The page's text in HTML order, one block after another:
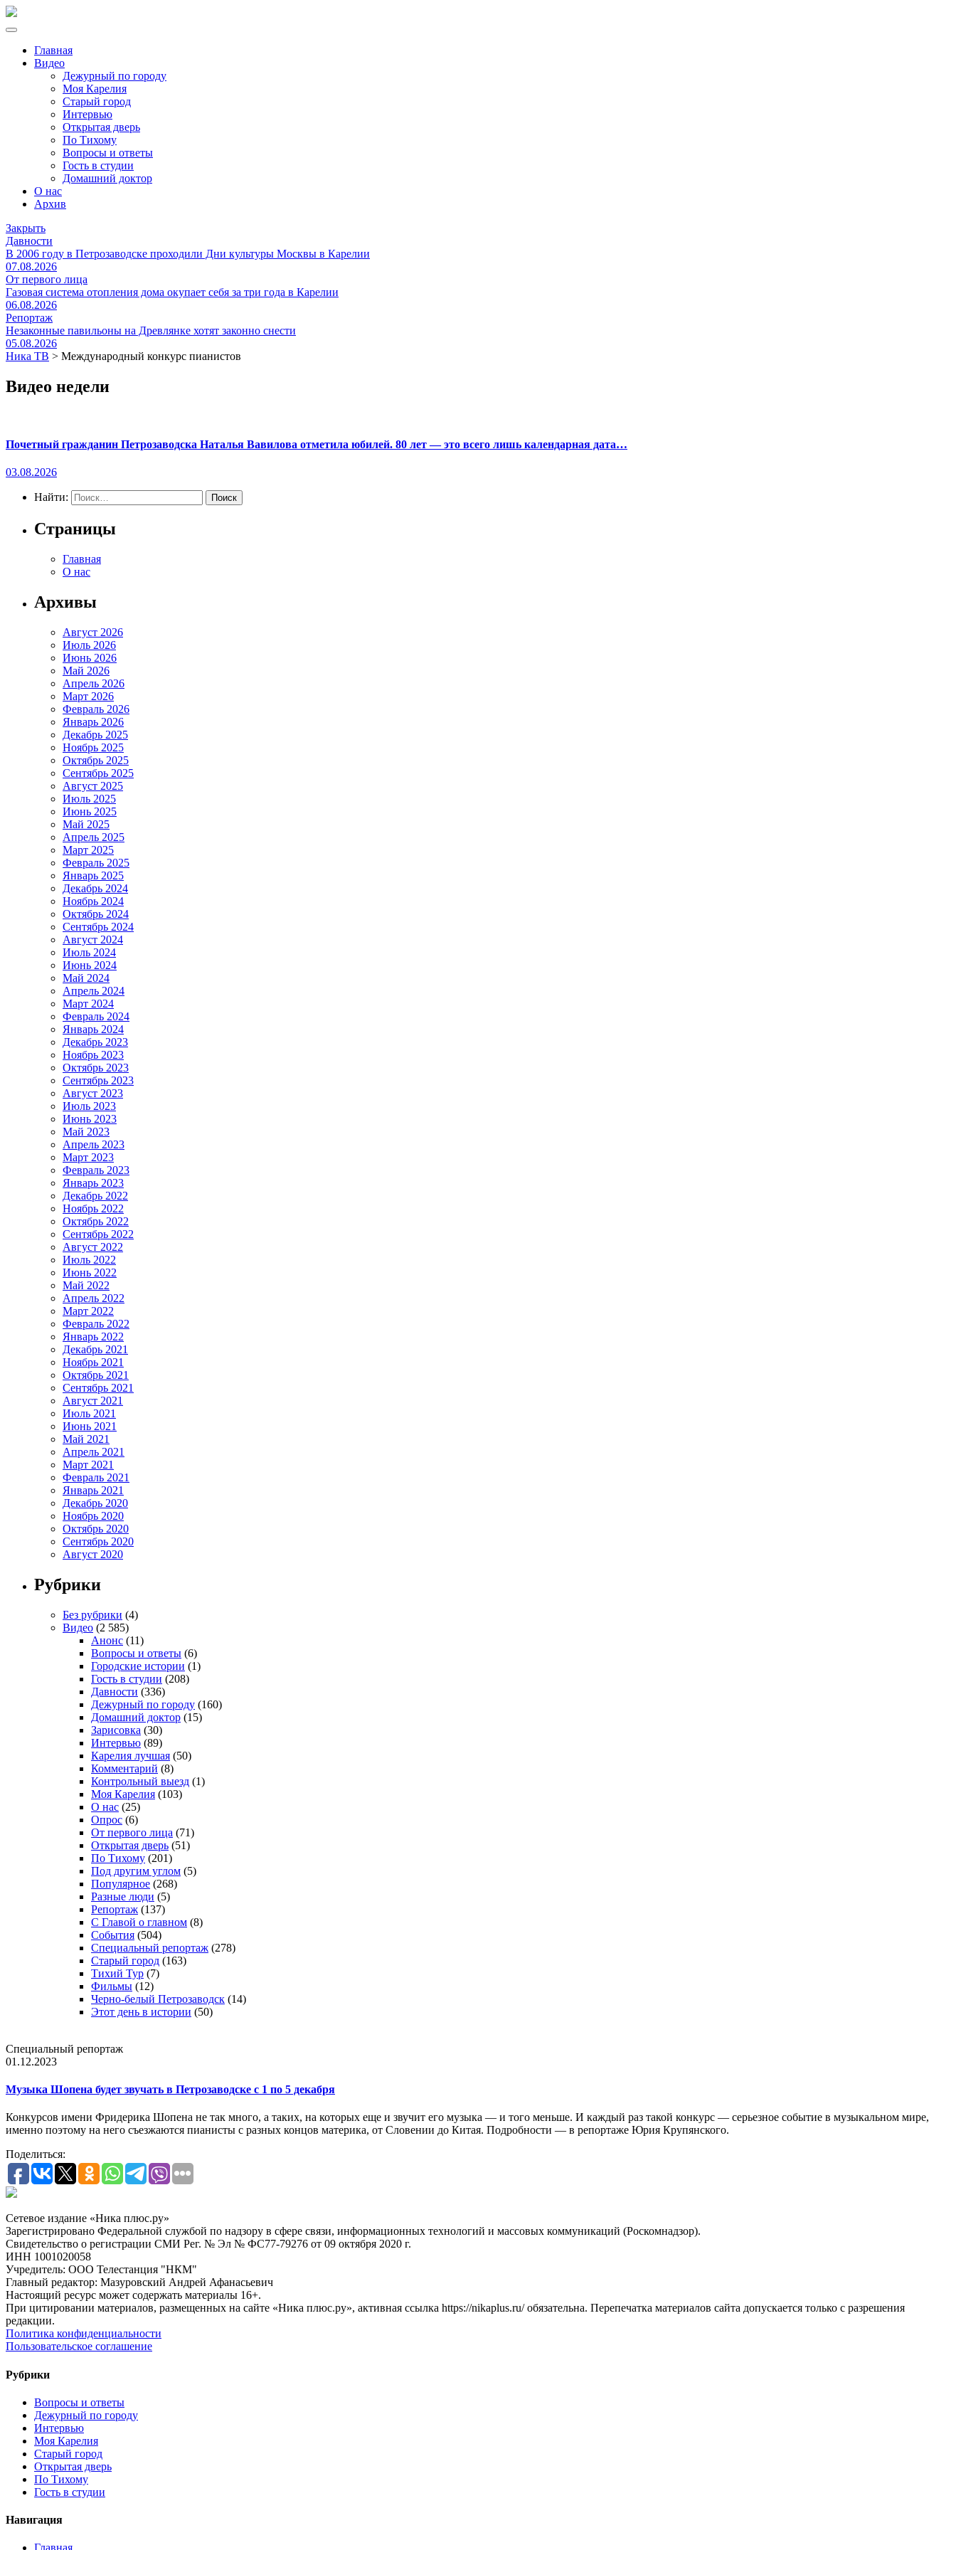
Главная
Видео
Дежурный по городу
Моя Карелия
Старый город
Интервью
Открытая дверь
По Тихому
Вопросы и ответы
Гость в студии
Домашний доктор
О нас
Архив
Закрыть
Давности
В 2006 году в Петрозаводске проходили Дни культуры Москвы в Карелии
07.08.2026
От первого лица
Газовая система отопления дома окупает себя за три года в Карелии
06.08.2026
Репортаж
Незаконные павильоны на Древлянке хотят законно снести
05.08.2026
Ника ТВ > Международный конкурс пианистов
Видео недели
Почетный гражданин Петрозаводска Наталья Вавилова отметила юбилей. 80 лет — это всего лишь календарная дата…
03.08.2026
Найти:
Страницы
Главная
О нас
Архивы
Август 2026
Июль 2026
Июнь 2026
Май 2026
Апрель 2026
Март 2026
Февраль 2026
Январь 2026
Декабрь 2025
Ноябрь 2025
Октябрь 2025
Сентябрь 2025
Август 2025
Июль 2025
Июнь 2025
Май 2025
Апрель 2025
Март 2025
Февраль 2025
Январь 2025
Декабрь 2024
Ноябрь 2024
Октябрь 2024
Сентябрь 2024
Август 2024
Июль 2024
Июнь 2024
Май 2024
Апрель 2024
Март 2024
Февраль 2024
Январь 2024
Декабрь 2023
Ноябрь 2023
Октябрь 2023
Сентябрь 2023
Август 2023
Июль 2023
Июнь 2023
Май 2023
Апрель 2023
Март 2023
Февраль 2023
Январь 2023
Декабрь 2022
Ноябрь 2022
Октябрь 2022
Сентябрь 2022
Август 2022
Июль 2022
Июнь 2022
Май 2022
Апрель 2022
Март 2022
Февраль 2022
Январь 2022
Декабрь 2021
Ноябрь 2021
Октябрь 2021
Сентябрь 2021
Август 2021
Июль 2021
Июнь 2021
Май 2021
Апрель 2021
Март 2021
Февраль 2021
Январь 2021
Декабрь 2020
Ноябрь 2020
Октябрь 2020
Сентябрь 2020
Август 2020
Рубрики
Без рубрики (4)
Видео (2 585)
Анонс (11)
Вопросы и ответы (6)
Городские истории (1)
Гость в студии (208)
Давности (336)
Дежурный по городу (160)
Домашний доктор (15)
Зарисовка (30)
Интервью (89)
Карелия лучшая (50)
Комментарий (8)
Контрольный выезд (1)
Моя Карелия (103)
О нас (25)
Опрос (6)
От первого лица (71)
Открытая дверь (51)
По Тихому (201)
Под другим углом (5)
Популярное (268)
Разные люди (5)
Репортаж (137)
С Главой о главном (8)
События (504)
Специальный репортаж (278)
Старый город (163)
Тихий Тур (7)
Фильмы (12)
Черно-белый Петрозаводск (14)
Этот день в истории (50)
Специальный репортаж
01.12.2023
Музыка Шопена будет звучать в Петрозаводске с 1 по 5 декабря
Конкурсов имени Фридерика Шопена не так много, а таких, на которых еще и звучит его музыка — и того меньше. И каждый раз такой конкурс — серьезное событие в музыкальном мире,
именно поэтому на него съезжаются пианисты с разных концов материка, от Словении до Китая. Подробности — в репортаже Юрия Крупянского.
Поделиться:
Сетевое издание «Ника плюс.ру»
Зарегистрировано Федеральной службой по надзору в сфере связи, информационных технологий и массовых коммуникаций (Роскомнадзор).
Свидетельство о регистрации СМИ Рег. № Эл № ФС77-79276 от 09 октября 2020 г.
ИНН 1001020058
Учредитель: ООО Телестанция "НКМ"
Главный редактор: Мазуровский Андрей Афанасьевич
Настоящий ресурс может содержать материалы 16+.
При цитировании материалов, размещенных на сайте «Ника плюс.ру», активная ссылка https://nikaplus.ru/ обязательна. Перепечатка материалов сайта допускается только с разрешения
редакции.
Политика конфиденциальности
Пользовательское соглашение
Рубрики
Вопросы и ответы
Дежурный по городу
Интервью
Моя Карелия
Старый город
Открытая дверь
По Тихому
Гость в студии
Навигация